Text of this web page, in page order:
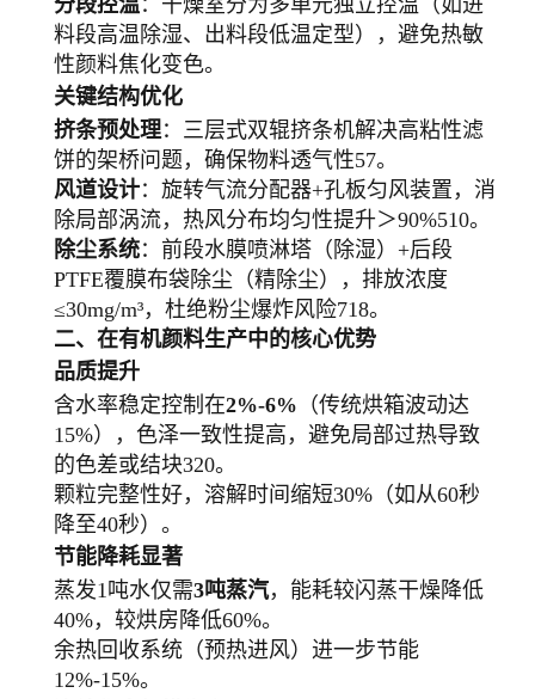
分段控温：干燥室分为多单元独立控温（如进
料段高温除湿、出料段低温定型），避免热敏
性颜料焦化变色。
关键结构优化
挤条预处理：三层式双辊挤条机解决高粘性滤
饼的架桥问题，确保物料透气性57。
风道设计：旋转气流分配器+孔板匀风装置，消
除局部涡流，热风分布均匀性提升＞90%510。
除尘系统：前段水膜喷淋塔（除湿）+后段
PTFE覆膜布袋除尘（精除尘），排放浓度
≤30mg/m³，杜绝粉尘爆炸风险718。
二、在有机颜料生产中的核心优势
品质提升
含水率稳定控制在2%-6% （传统烘箱波动达
15%），色泽一致性提高，避免局部过热导致
的色差或结块320。
颗粒完整性好，溶解时间缩短30%（如从60秒
降至40秒）。
节能降耗显著
蒸发1吨水仅需3吨蒸汽，能耗较闪蒸干燥降低
40%，较烘房降低60%。
余热回收系统（预热进风）进一步节能
12%-15%。